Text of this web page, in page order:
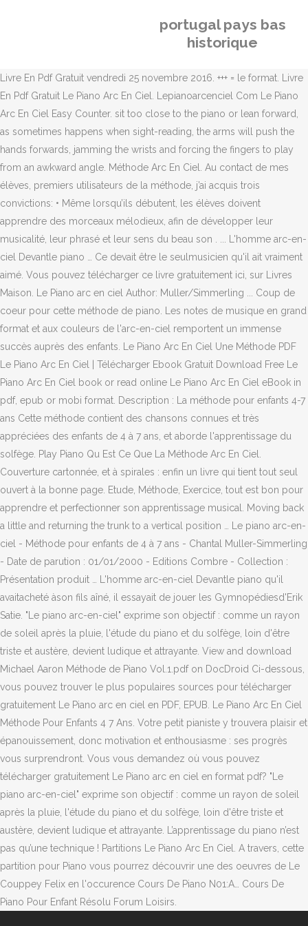
portugal pays bas
historique
Livre En Pdf Gratuit vendredi 25 novembre 2016. +++ = le format. Livre
En Pdf Gratuit Le Piano Arc En Ciel. Lepianoarcenciel Com Le Piano
Arc En Ciel Easy Counter. sit too close to the piano or lean forward,
as sometimes happens when sight-reading, the arms will push the
hands forwards, jamming the wrists and forcing the fingers to play
from an awkward angle. Méthode Arc En Ciel. Au contact de mes
élèves, premiers utilisateurs de la méthode, j’ai acquis trois
convictions: • Même lorsqu’ils débutent, les élèves doivent
apprendre des morceaux mélodieux, afin de développer leur
musicalité, leur phrasé et leur sens du beau son . ... L'homme arc-en-
ciel Devantle piano … Ce devait être le seulmusicien qu'il ait vraiment
aimé. Vous pouvez télécharger ce livre gratuitement ici, sur Livres
Maison. Le Piano arc en ciel Author: Muller/Simmerling ... Coup de
coeur pour cette méthode de piano. Les notes de musique en grand
format et aux couleurs de l'arc-en-ciel remportent un immense
succès auprès des enfants. Le Piano Arc En Ciel Une Méthode PDF
Le Piano Arc En Ciel | Télécharger Ebook Gratuit Download Free Le
Piano Arc En Ciel book or read online Le Piano Arc En Ciel eBook in
pdf, epub or mobi format. Description : La méthode pour enfants 4-7
ans Cette méthode contient des chansons connues et très
appréciées des enfants de 4 à 7 ans, et aborde l'apprentissage du
solfège. Play Piano Qu Est Ce Que La Méthode Arc En Ciel.
Couverture cartonnée, et à spirales : enfin un livre qui tient tout seul
ouvert à la bonne page. Etude, Méthode, Exercice, tout est bon pour
apprendre et perfectionner son apprentissage musical. Moving back
a little and returning the trunk to a vertical position … Le piano arc-en-
ciel - Méthode pour enfants de 4 à 7 ans - Chantal Muller-Simmerling
- Date de parution : 01/01/2000 - Editions Combre - Collection :
Présentation produit … L'homme arc-en-ciel Devantle piano qu'il
avaitacheté àson fils aîné, il essayait de jouer les Gymnopédiesd'Erik
Satie. "Le piano arc-en-ciel" exprime son objectif : comme un rayon
de soleil après la pluie, l'étude du piano et du solfège, loin d'être
triste et austère, devient ludique et attrayante. View and download
Michael Aaron Méthode de Piano Vol.1.pdf on DocDroid Ci-dessous,
vous pouvez trouver le plus populaires sources pour télécharger
gratuitement Le Piano arc en ciel en PDF, EPUB. Le Piano Arc En Ciel
Méthode Pour Enfants 4 7 Ans. Votre petit pianiste y trouvera plaisir et
épanouissement, donc motivation et enthousiasme : ses progrès
vous surprendront. Vous vous demandez où vous pouvez
télécharger gratuitement Le Piano arc en ciel en format pdf? "Le
piano arc-en-ciel" exprime son objectif : comme un rayon de soleil
après la pluie, l'étude du piano et du solfège, loin d'être triste et
austère, devient ludique et attrayante. L’apprentissage du piano n’est
pas qu’une technique ! Partitions Le Piano Arc En Ciel. A travers, cette
partition pour Piano vous pourrez découvrir une des oeuvres de Le
Couppey Felix en l'occurence Cours De Piano N01:A… Cours De
Piano Pour Enfant Résolu Forum Loisirs.